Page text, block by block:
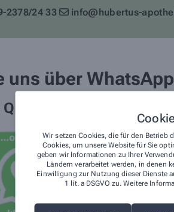
Wir setzen Cookies, die für den Betrieb
Cookies, um unsere Website für Sie
geben wir Informationen zu Ihrer
Ländern verarbeitet werden, in denen
Einwilligung zur Nutzung dieser Dienste
1 lit. a DSGVO zu. Weitere
2378/24 33 info@hubertus-
uns über WhatsApp
Code